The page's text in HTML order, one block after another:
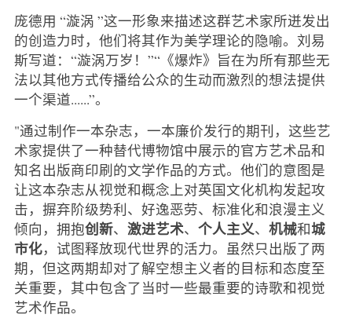
庞德用 “漩涡 ”这一形象来描述这群艺术家所迸发出
的创造力时，他们将其作为美学理论的隐喻。刘易
斯写道：“漩涡万岁！”“《爆炸》旨在为所有那些无
法以其他方式传播给公众的生动而激烈的想法提供
一个渠道......”。
"通过制作一本杂志，一本廉价发行的期刊，这些艺
术家提供了一种替代博物馆中展示的官方艺术品和
知名出版商印刷的文学作品的方式。他们的意图是
让这本杂志从视觉和概念上对英国文化机构发起攻
击，摒弃阶级势利、好逸恶劳、标准化和浪漫主义
倾向，拥抱创新、 激进艺术、 个人主义、 机械和城
市化，试图释放现代世界的活力。虽然只出版了两
期，但这两期却对了解空想主义者的目标和态度至
关重要，其中包含了当时一些最重要的诗歌和视觉
艺术作品。